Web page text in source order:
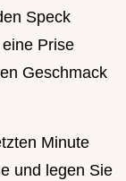
Speck
Prise
Geschmack
Minute
und legen Sie